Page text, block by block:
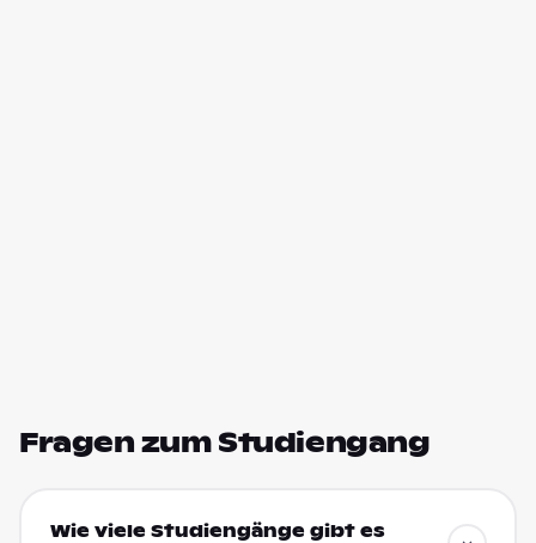
Fragen zum Studiengang
Wie viele Studiengänge gibt es